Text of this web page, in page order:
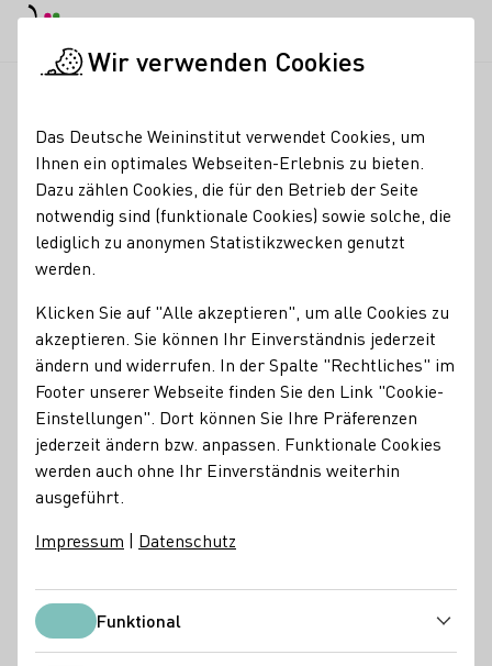
ProWine Tokyo 2025 mit
30 deutschen
Ausstellern
Nach dem erfolgreichen Debüt auf der ersten ProWine
Tokyo im vergangenen Jahr beteiligt sich das Deutsche
Weininstitut (DWI) 2025 erneut an der führenden
internationalen Fachmesse für Weine und Spirituosen in
Japan.
DWI Aktuell
Wir verwenden Cookies
Das Deutsche Weininstitut verwendet Cookies, um
Ihnen ein optimales Webseiten-Erlebnis zu bieten.
Dazu zählen Cookies, die für den Betrieb der Seite
notwendig sind (funktionale Cookies) sowie solche, die
lediglich zu anonymen Statistikzwecken genutzt
werden.
Klicken Sie auf "Alle akzeptieren", um alle Cookies zu
akzeptieren. Sie können Ihr Einverständnis jederzeit
ändern und widerrufen. In der Spalte "Rechtliches" im
Footer unserer Webseite finden Sie den Link "Cookie-
Einstellungen". Dort können Sie Ihre Präferenzen
jederzeit ändern bzw. anpassen. Funktionale Cookies
werden auch ohne Ihr Einverständnis weiterhin
ausgeführt.
Impressum | Datenschutz
FunktionalFunktional